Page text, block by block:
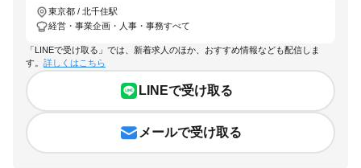
東京都 / 北千住駅
経営・事業企画・人事・事務すべて
「LINEで受け取る」では、新着求人のほか、おすすめ情報なども配信しま
す。 詳しくはこちら
LINEで受け取る
メールで受け取る